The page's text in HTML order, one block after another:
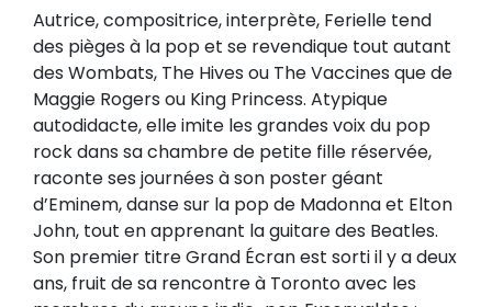
Autrice, compositrice, interprète, Ferielle tend
des pièges à la pop et se revendique tout autant
des Wombats, The Hives ou The Vaccines que de
Maggie Rogers ou King Princess. Atypique
autodidacte, elle imite les grandes voix du pop
rock dans sa chambre de petite fille réservée,
raconte ses journées à son poster géant
d’Eminem, danse sur la pop de Madonna et Elton
John, tout en apprenant la guitare des Beatles.
Son premier titre Grand Écran est sorti il y a deux
ans, fruit de sa rencontre à Toronto avec les